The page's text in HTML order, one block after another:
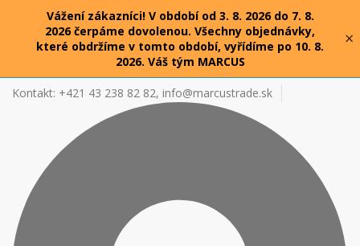
Vážení zákazníci! V období od 3. 8. 2026 do 7. 8.
2026 čerpáme dovolenou. Všechny objednávky,
které obdržíme v tomto období, vyřídíme po 10. 8.
2026. Váš tým MARCUS
×
Kontakt: +421 43 238 82 82, info@marcustrade.sk